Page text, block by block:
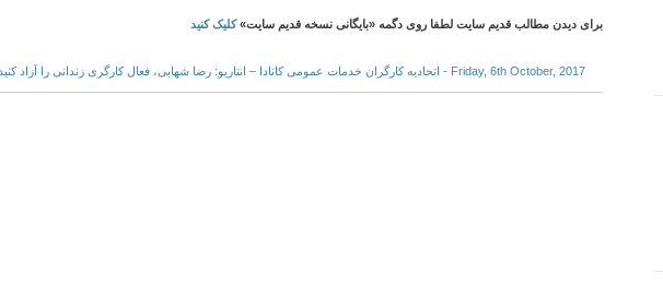
برای دیدن مطالب قدیم سایت لطفا روی دگمه «بایگانی نسخه قدیم سایت»کلیک کنید
Friday, 6th October, 2017 - اتحادیه کارگران خدمات عمومی کانادا – انتاریو: رضا شهابی، فعال کارگری زندانی را آزاد کنید